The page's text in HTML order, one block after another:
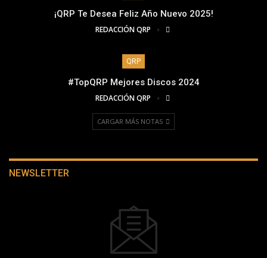
¡QRP Te Desea Feliz Año Nuevo 2025!
REDACCIÓN QRP
QRP
#TopQRP Mejores Discos 2024
REDACCIÓN QRP
CARGAR MÁS NOTAS
NEWSLETTER